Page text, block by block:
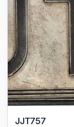
JJT757